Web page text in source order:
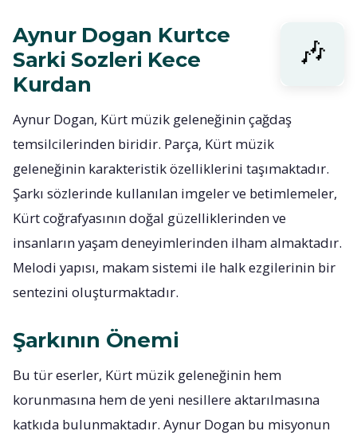
Aynur Dogan Kurtce
Sarki Sozleri Kece
Kurdan
Aynur Dogan, Kürt müzik geleneğinin çağdaş
temsilcilerinden biridir. Parça, Kürt müzik
geleneğinin karakteristik özelliklerini taşımaktadır.
Şarkı sözlerinde kullanılan imgeler ve betimlemeler,
Kürt coğrafyasının doğal güzelliklerinden ve
insanların yaşam deneyimlerinden ilham almaktadır.
Melodi yapısı, makam sistemi ile halk ezgilerinin bir
sentezini oluşturmaktadır.
Şarkının Önemi
Bu tür eserler, Kürt müzik geleneğinin hem
korunmasına hem de yeni nesillere aktarılmasına
katkıda bulunmaktadır. Aynur Dogan bu misyonun